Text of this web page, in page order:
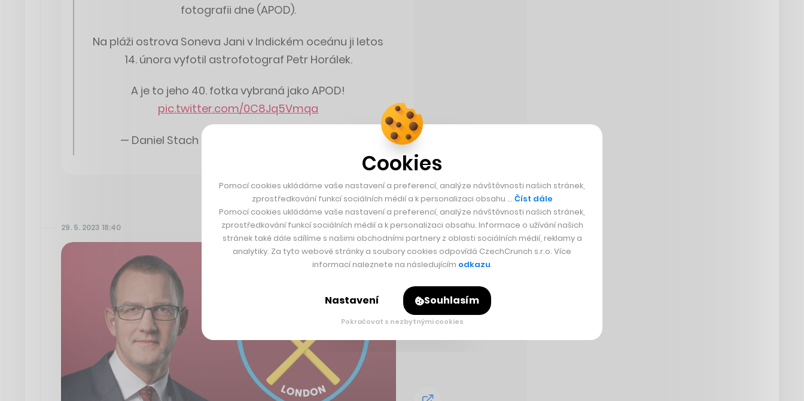
fotografii dne (APOD).
Na pláži ostrova Soneva Jani v Indickém oceánu ji letos
14. února vyfotil astrofotograf Petr Horálek.
A je to jeho 40. fotka vybraná jako APOD!
pic.twitter.com/0C8Jq5Vmqa
— Daniel Stach (@DanielStach)
29. 5. 2023 18:40
Cookies
Pomocí cookies ukládáme vaše nastavení a preferencí, analýze návštěvnosti našich stránek,
zprostředkování funkcí sociálních médií a k personalizaci obsahu … Číst dále
Pomocí cookies ukládáme vaše nastavení a preferencí, analýze návštěvnosti našich stránek,
zprostředkování funkcí sociálních médií a k personalizaci obsahu. Informace o užívání našich
stránek také dále sdílíme s našimi obchodními partnery z oblasti sociálních médií, reklamy a
analytiky. Za tyto webové stránky a soubory cookies odpovídá CzechCrunch s.r.o. Více
informací naleznete na následujícím odkazu.
Nastavení Souhlasím
Pokračovat s nezbytnými cookies